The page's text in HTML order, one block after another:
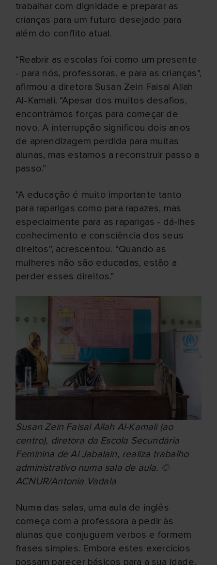
trabalhar com dignidade e preparar as
crianças para um futuro desejado para
além do conflito atual.
“Reabrir as escolas foi como um presente
- para nós, professoras, e para as crianças”,
afirmou a diretora Susan Zein Faisal Allah
Al-Kamali. “Apesar dos muitos desafios,
encontrámos forças para começar de
novo. A interrupção significou dois anos
de aprendizagem perdida para muitas
alunas, mas estamos a reconstruir passo a
passo.”
“A educação é muito importante tanto
para raparigas como para rapazes, mas
especialmente para as raparigas - dá-lhes
conhecimento e consciência dos seus
direitos”, acrescentou. “Quando as
mulheres não são educadas, estão a
perder esses direitos.”
Susan Zein Faisal Allah Al-Kamali (ao
centro), diretora da Escola Secundária
Feminina de Al Jabalain, realiza trabalho
administrativo numa sala de aula. ©
ACNUR/Antonia Vadala
Numa das salas, uma aula de inglês
começa com a professora a pedir às
alunas que conjuguem verbos e formem
frases simples. Embora estes exercícios
possam parecer básicos para a sua idade,